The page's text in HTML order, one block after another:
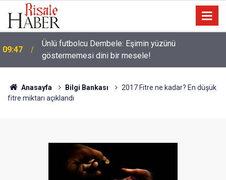
09:47
Ünlü futbolcu Dembele: Eşimin yüzünü
göstermemesi dini bir mesele!
Anasayfa Bilgi Bankası
2017 Fitre ne kadar? En düşük
fitre miktarı açıklandı